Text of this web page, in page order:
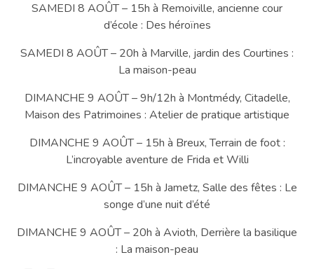
SAMEDI 8 AOÛT – 15h à Remoiville, ancienne cour
d’école : Des héroïnes
SAMEDI 8 AOÛT – 20h à Marville, jardin des Courtines :
La maison-peau
DIMANCHE 9 AOÛT – 9h/12h à Montmédy, Citadelle,
Maison des Patrimoines : Atelier de pratique artistique
DIMANCHE 9 AOÛT – 15h à Breux, Terrain de foot :
L’incroyable aventure de Frida et Willi
DIMANCHE 9 AOÛT – 15h à Jametz, Salle des fêtes : Le
songe d’une nuit d’été
DIMANCHE 9 AOÛT – 20h à Avioth, Derrière la basilique
: La maison-peau